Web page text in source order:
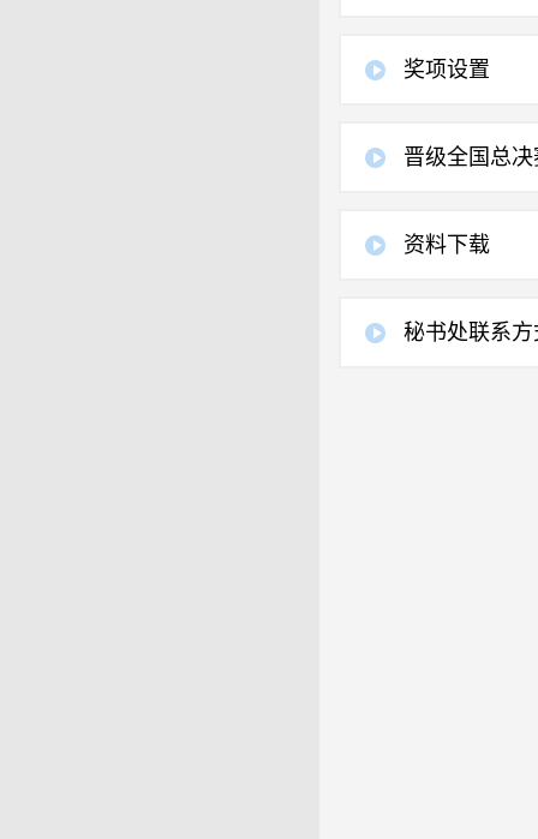
奖项设置
晋级全国总决
资料下载
秘书处联系方